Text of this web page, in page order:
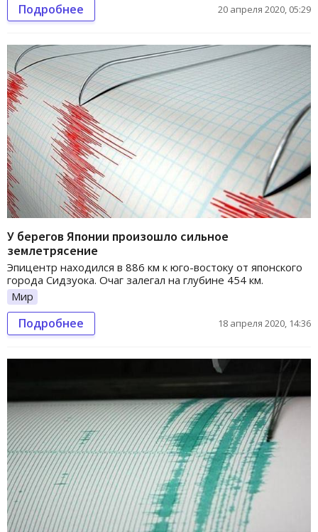
Подробнее 20 апреля 2020, 05:29
У берегов Японии произошло сильное
землетрясение
Эпицентр находился в 886 км к юго-востоку от японского
города Сидзуока. Очаг залегал на глубине 454 км.
Мир
Подробнее 18 апреля 2020, 14:36